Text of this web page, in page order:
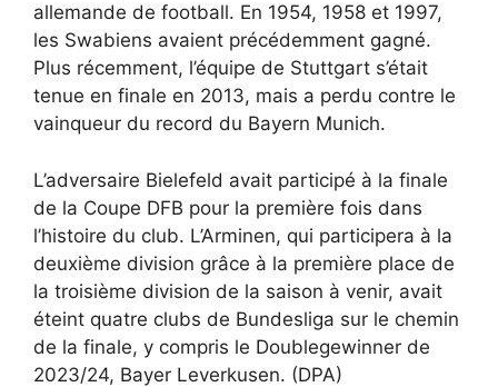
allemande de football. En 1954, 1958 et 1997,
les Swabiens avaient précédemment gagné.
Plus récemment, l’équipe de Stuttgart s’était
tenue en finale en 2013, mais a perdu contre le
vainqueur du record du Bayern Munich.
L’adversaire Bielefeld avait participé à la finale
de la Coupe DFB pour la première fois dans
l’histoire du club. L’Arminen, qui participera à la
deuxième division grâce à la première place de
la troisième division de la saison à venir, avait
éteint quatre clubs de Bundesliga sur le chemin
de la finale, y compris le Doublegewinner de
2023/24, Bayer Leverkusen. (DPA)